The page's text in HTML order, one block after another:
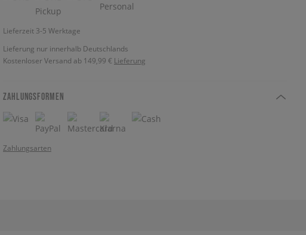
Lieferzeit 3-5 Werktage
Lieferung nur innerhalb Deutschlands
Kostenloser Versand ab 149,99 € Lieferung
ZAHLUNGSFORMEN
Zahlungsarten